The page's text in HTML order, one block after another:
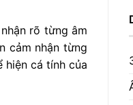
rõ từng âm
cảm nhận từng
hiện cá tính của